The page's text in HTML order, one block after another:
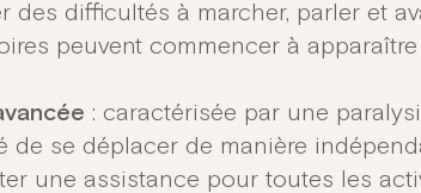
des difficultés à marcher, parler et
peuvent commencer à
: caractérisée par une
de se déplacer de manière
une assistance pour toutes les